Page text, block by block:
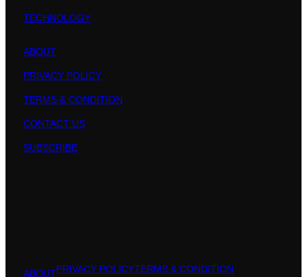
TECHNOLOGY
ABOUT
PRIVACY POLICY
TERMS & CONDITION
CONTACT US
SUBSCRIBE
ABOUTPRIVACY POLICYTERMS & CONDITION